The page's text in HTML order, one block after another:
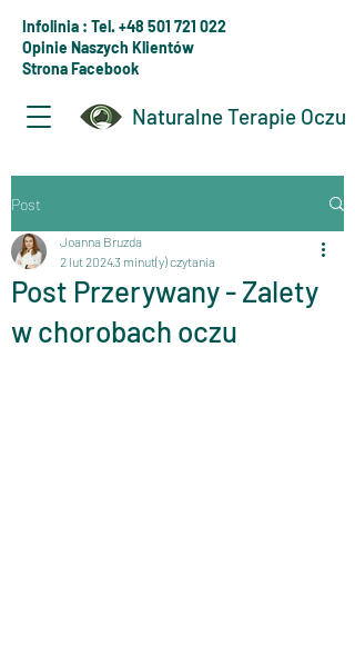
Naturalne Terapie Oczu
Infolinia : Tel. +48 501 721 022
Opinie Naszych Klientów
Strona Facebook
Post
Post Przerywany - Zalety
w chorobach oczu
Joanna Bruzda
2 lut 20243 minut(y) czytania